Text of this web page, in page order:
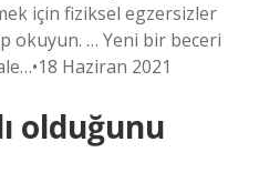
için fiziksel egzersizler
okuyun. … Yeni bir beceri
Haziran 2021
olduğunu